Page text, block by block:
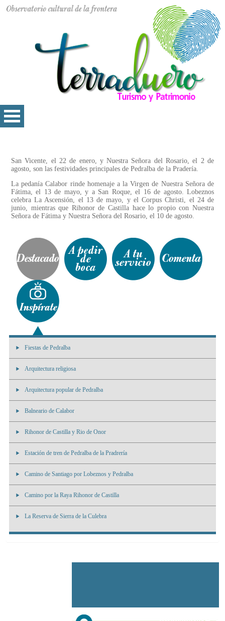
San Vicente, el 22 de enero, y Nuestra Señora del Rosario, el 2 de
agosto, son las festividades principales de Pedralba de la Pradería.
La pedanía Calabor rinde homenaje a la Virgen de Nuestra Señora de
Fátima, el 13 de mayo, y a San Roque, el 16 de agosto. Lobeznos
celebra La Ascensión, el 13 de mayo, y el Corpus Christi, el 24 de
junio, mientras que Rihonor de Castilla hace lo propio con Nuestra
Señora de Fátima y Nuestra Señora del Rosario, el 10 de agosto.
Fiestas de Pedralba
Arquitectura religiosa
Arquitectura popular de Pedralba
Balneario de Calabor
Rihonor de Castilla y Rio de Onor
Estación de tren de Pedralba de la Pradrería
Camino de Santiago por Lobeznos y Pedralba
Camino por la Raya Rihonor de Castilla
La Reserva de Sierra de la Culebra